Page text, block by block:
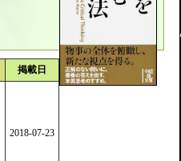
掲載日
2018-07-23